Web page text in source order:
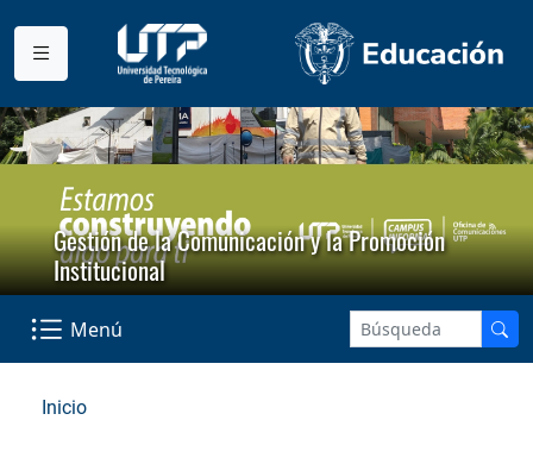
Gestión de la Comunicación y la Promoción
Institucional
Menú
Inicio